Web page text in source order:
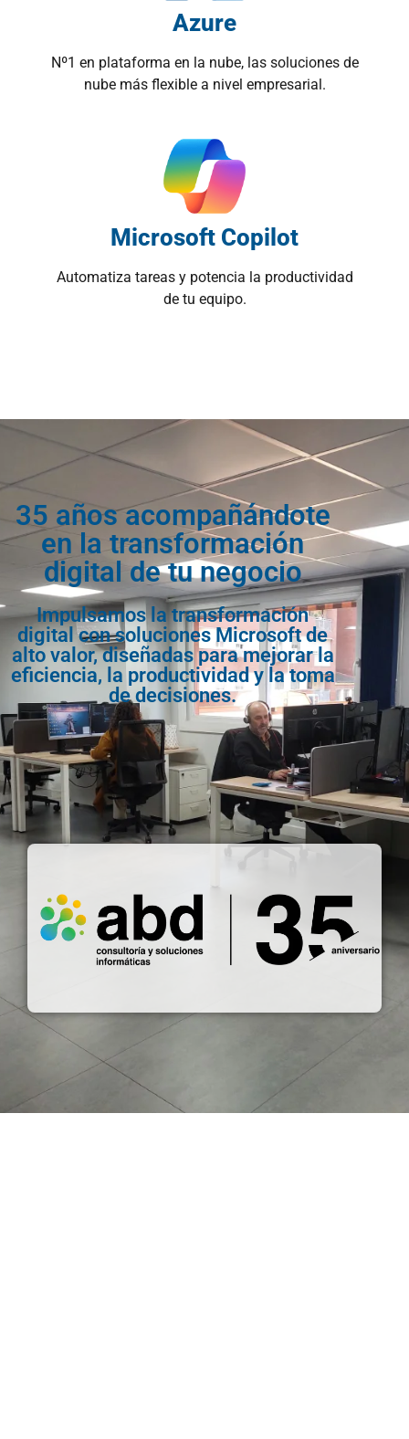
Azure
Nº1 en plataforma en la nube, las soluciones de
nube más flexible a nivel empresarial.
Microsoft Copilot
Automatiza tareas y potencia la productividad
de tu equipo.
35 años acompañándote
en la transformación
digital de tu negocio
Impulsamos la transformación
digital con soluciones Microsoft de
alto valor, diseñadas para mejorar la
eficiencia, la productividad y la toma
de decisiones.